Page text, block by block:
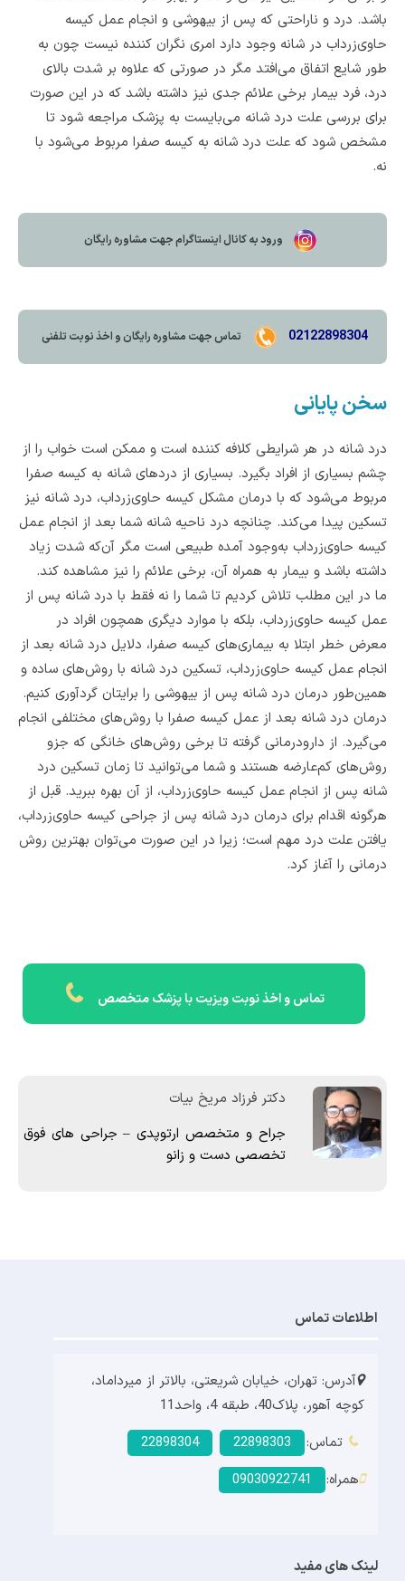
باشد. درد و ناراحتی که پس از بیهوشی و انجام عمل کیسه
حاوی‌زرداب در شانه وجود دارد امری نگران کننده نیست چون به
طور شایع اتفاق می‌افتد مگر در صورتی که علاوه بر شدت بالای
درد، فرد بیمار برخی علائم جدی نیز داشته باشد که در این صورت
برای بررسی علت درد ‌شانه می‌بایست به پزشک مراجعه شود تا
مشخص شود که علت درد شانه به کیسه صفرا مربوط می‌شود با
نه.
ورود به کانال اینستاگرام جهت مشاوره رایگان
02122898304 تماس جهت مشاوره رايگان و اخذ نوبت تلفنی
سخن پایانی
درد شانه در هر شرایطی کلافه کننده است و ممکن است خواب را از
چشم بسیاری از افراد بگیرد. بسیاری از دردهای شانه به کیسه صفرا
مربوط می‌شود که با درمان مشکل کیسه حاوی‌زرداب، درد شانه نیز
تسکین پیدا می‌کند. چنانچه درد ناحیه شانه شما بعد از انجام عمل
کیسه حاوی‌زرداب به‌وجود آمده طبیعی است مگر آن‌که شدت زیاد
داشته باشد و بیمار به همراه آن، برخی علائم را نیز مشاهده کند.
ما در این مطلب تلاش کردیم تا شما را نه فقط با درد شانه پس از
عمل کیسه حاوی‌زرداب، بلکه با موارد دیگری همچون افراد در
معرض خطر ابتلا به بیماری‌های کیسه صفرا، دلایل درد شانه بعد از
انجام عمل کیسه حاوی‌زرداب، تسکین درد شانه با روش‌های ساده و
همین‌طور درمان درد شانه پس از بیهوشی را برایتان گردآوری کنیم.
درمان درد شانه بعد از عمل کیسه صفرا با روش‌های مختلفی انجام
می‌گیرد. از دارودرمانی گرفته تا برخی روش‌های خانگی که جزو
روش‌های کم‌عارضه هستند و شما می‌توانید تا زمان تسکین درد
شانه پس از انجام عمل کیسه حاوی‌زرداب، از آن بهره ببرید. قبل از
هرگونه اقدام برای درمان درد شانه پس از جراحی کیسه حاوی‌زرداب،
یافتن علت درد مهم است؛ زیرا در این صورت می‌توان بهترین روش
درمانی را آغاز کرد.
تماس و اخذ نوبت ویزیت با پزشک متخصص
دکتر فرزاد مریخ بیات
جراح و متخصص ارتوپدی – جراحی های فوق
تخصصی دست و زانو
اطلاعات تماس
آدرس: تهران، خیابان شریعتی، بالاتر از میرداماد،
کوچه آهور، پلاک40، طبقه 4، واحد11
تماس:
22898303
22898304
همراه:
09030922741
لینک های مفید